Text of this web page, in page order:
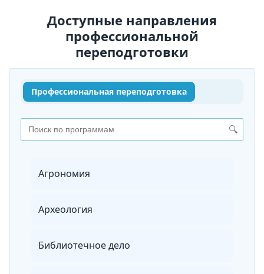
Доступные направления
профессиональной
переподготовки
Профессиональная переподготовка
🔍
Агрономия
Археология
Библиотечное дело